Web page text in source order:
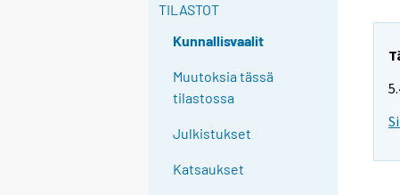
TILASTOT
Kunnallisvaalit
Muutoksia tässä
tilastossa
Julkistukset
Katsaukset